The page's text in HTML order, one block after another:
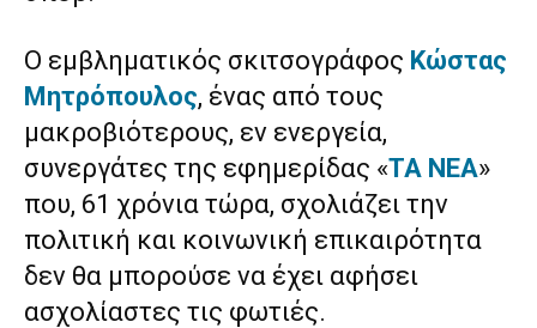
Ο εμβληματικός σκιτσογράφος Κώστας
Μητρόπουλος, ένας από τους
μακροβιότερους, εν ενεργεία,
συνεργάτες της εφημερίδας «ΤΑ ΝΕΑ»
που, 61 χρόνια τώρα, σχολιάζει την
πολιτική και κοινωνική επικαιρότητα
δεν θα μπορούσε να έχει αφήσει
ασχολίαστες τις φωτιές.